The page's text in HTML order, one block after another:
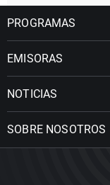
PROGRAMAS
EMISORAS
NOTICIAS
SOBRE NOSOTROS